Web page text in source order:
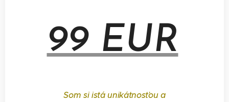
99 EUR
Som si istá unikátnosťou a